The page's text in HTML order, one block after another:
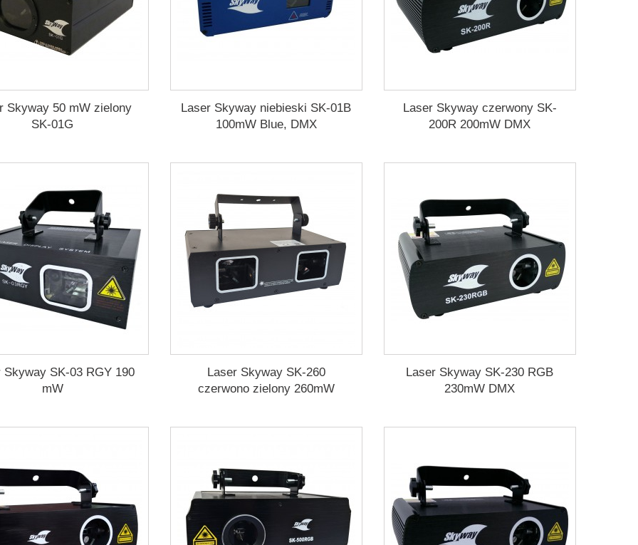
Skyway 50 mW zielony
SK-01G
Laser Skyway niebieski SK-01B
100mW Blue, DMX
Laser Skyway czerwony SK-
200R 200mW DMX
Skyway SK-03 RGY 190
mW
Laser Skyway SK-260
czerwono zielony 260mW
Laser Skyway SK-230 RGB
230mW DMX